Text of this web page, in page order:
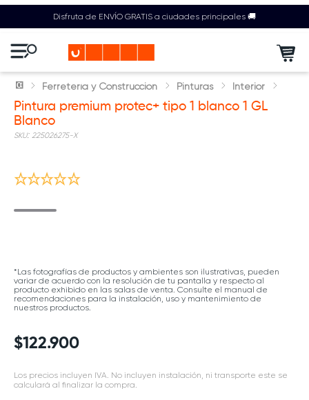
Disfruta de ENVÍO GRATIS a ciudades principales 🚚
Ferretería y Construcción Pinturas Interior
Pintura premium protec+ tipo 1 blanco 1 GL
Blanco
: 225026275-X
*Las fotografías de productos y ambientes son ilustrativas, pueden
variar de acuerdo con la resolución de tu pantalla y respecto al
producto exhibido en las salas de venta. Consulte el manual de
recomendaciones para la instalación, uso y mantenimiento de
nuestros productos.
$122.900
Los precios incluyen IVA. No incluyen instalación, ni transporte este se
calculará al finalizar la compra.